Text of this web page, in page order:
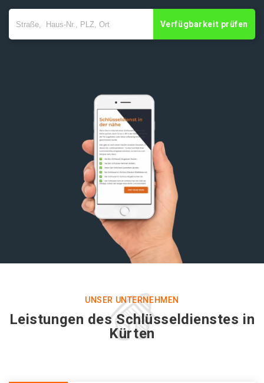
Verfügbarkeit prüfen
UNSER UNTERNEHMEN
Leistungen des Schlüsseldienstes in
Kürten